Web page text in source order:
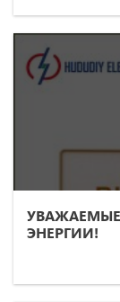
УВАЖАЕМЫЕ
ЭНЕРГИИ!